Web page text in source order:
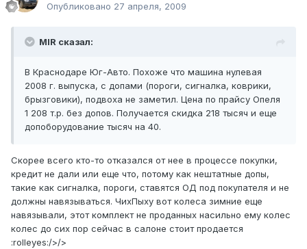
Опубликовано 27 апреля, 2009
MIR сказал:
В Краснодаре Юг-Авто. Похоже что машина нулевая
2008 г. выпуска, с допами (пороги, сигналка, коврики,
брызговики), подвоха не заметил. Цена по прайсу Опеля
1 208 т.р. без допов. Получается скидка 218 тысяч и еще
допоборудование тысяч на 40.
Скорее всего кто-то отказался от нее в процессе покупки,
кредит не дали или еще что, потому как нештатные допы,
такие как сигналка, пороги, ставятся ОД под покупателя и не
должны навязываться. ЧихПыху вот колеса зимние еще
навязывали, этот комплект не проданных насильно ему колес
колес до сих пор сейчас в салоне стоит продается
:rolleyes:/>/>